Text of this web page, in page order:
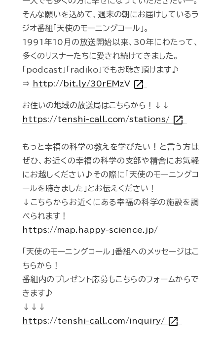
そんな願いを込めて、週末の朝にお届けしているラ
ジオ番組「天使のモーニングコール」。
1991年10月の放送開始以来、30年にわたって、
多くのリスナーたちに愛され続けてきました。
「podcast」「radiko」でもお聴き頂けます♪
⇒
http://bit.ly/30rEMzV open_in_new
お住いの地域の放送局はこちらから！↓↓
https://tenshi-call.com/stations/ open_in_new
もっと幸福の科学の教えを学びたい！と言う方は
ぜひ、お近くの幸福の科学の支部や精舎にお気軽
にお越しください♪その際に「天使のモーニングコ
ールを聴きました」とお伝えください！
↓こちらからお近くにある幸福の科学の施設を調
べられます！
https://map.happy-science.jp/
「天使のモーニングコール」番組へのメッセージはこ
ちらから！
番組内のプレゼント応募もこちらのフォームからで
きます♪
↓↓↓
https://tenshi-call.com/inquiry/ open_in_new